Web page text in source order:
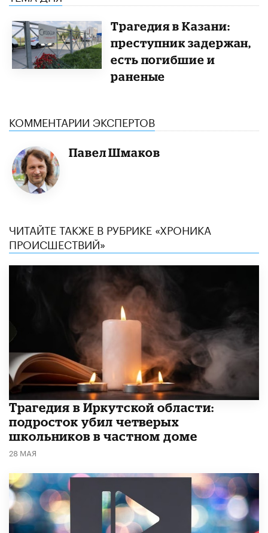
Трагедия в Казани:
преступник задержан,
есть погибшие и
раненые
КОММЕНТАРИИ ЭКСПЕРТОВ
Павел Шмаков
ЧИТАЙТЕ ТАКЖЕ В РУБРИКЕ «ХРОНИКА
ПРОИСШЕСТВИЙ»
Трагедия в Иркутской области:
подросток убил четверых
школьников в частном доме
28 МАЯ